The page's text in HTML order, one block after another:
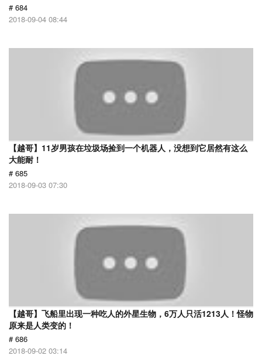
# 684
2018-09-04 08:44
【越哥】11岁男孩在垃圾场捡到一个机器人，没想到它居然有这么
大能耐！
# 685
2018-09-03 07:30
【越哥】飞船里出现一种吃人的外星生物，6万人只活1213人！怪物
原来是人类变的！
# 686
2018-09-02 03:14